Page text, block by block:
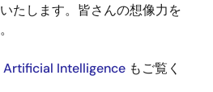
たします。皆さんの想像力を
Artificial Intelligence もご覧く